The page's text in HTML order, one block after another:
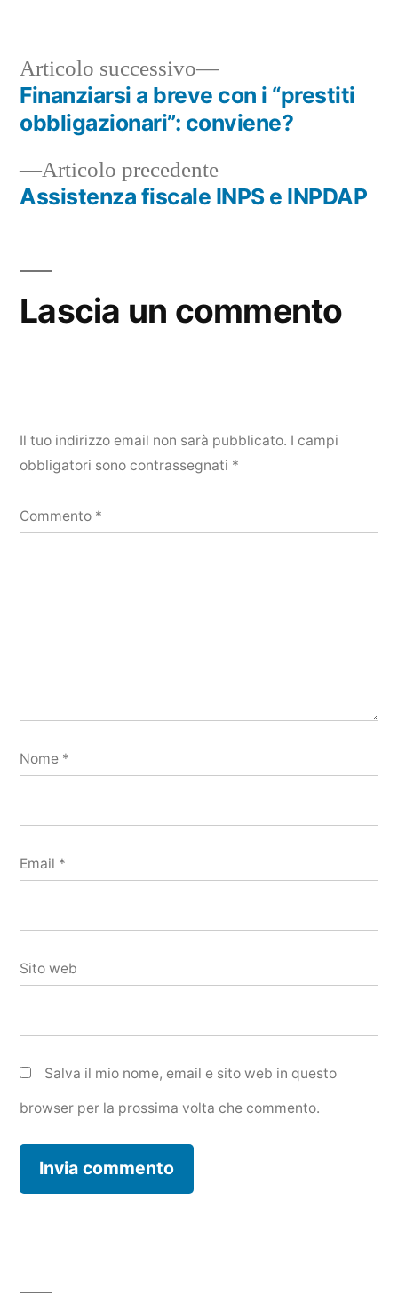
Navigazione
articoli
Articolo precedenteArticolo
precedente:
Assistenza fiscale INPS e INPDAP
Articolo successivo
Articolo
successivo:
Finanziarsi a breve con i “prestiti
obbligazionari”: conviene?
Lascia un commento
Il tuo indirizzo email non sarà pubblicato. I campi
obbligatori sono contrassegnati *
Commento *
Nome *
Email *
Sito web
Salva il mio nome, email e sito web in questo
browser per la prossima volta che commento.